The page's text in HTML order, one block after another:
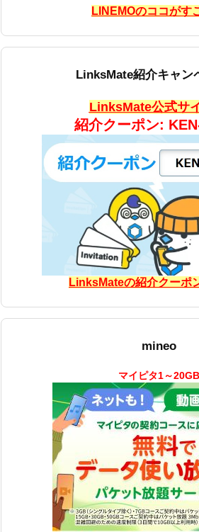
LINEMOのココがす
LinksMate紹介キャン
LinksMate公式サ
紹介クーポン:
LinksMateの紹介クーポ
mineo
マイピタ1～20GB